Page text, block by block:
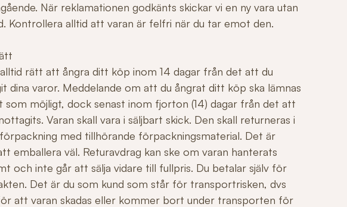
När reklamationen godkänts skickar vi en ny vara utan
Kontrollera alltid att varan är felfri när du tar emot den.
rätt att ångra ditt köp inom 14 dagar från det att du
dina varor. Meddelande om att du ångrat ditt köp ska lämnas
som möjligt, dock senast inom fjorton (14) dagar från det att
Varan skall vara i säljbart skick. Den skall returneras i
med tillhörande förpackningsmaterial. Det är
emballera väl. Returavdrag kan ske om varan hanterats
och inte går att sälja vidare till fullpris. Du betalar själv för
Det är du som kund som står för transportrisken, dvs
att varan skadas eller kommer bort under transporten för